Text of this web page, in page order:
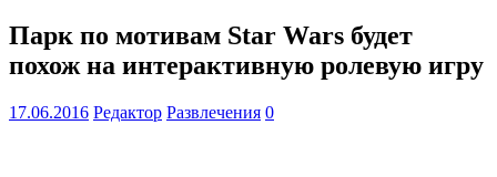
Парк по мотивам Star Wars будет
похож на интерактивную ролевую игру
17.06.2016 Редактор Развлечения 0